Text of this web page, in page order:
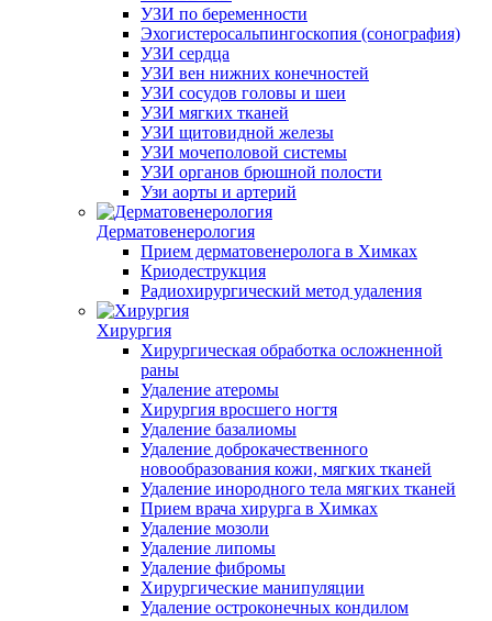
УЗИ по беременности
Эхогистеросальпингоскопия (сонография)
УЗИ сердца
УЗИ вен нижних конечностей
УЗИ сосудов головы и шеи
УЗИ мягких тканей
УЗИ щитовидной железы
УЗИ мочеполовой системы
УЗИ органов брюшной полости
Узи аорты и артерий
Дерматовенерология
Прием дерматовенеролога в Химках
Криодеструкция
Радиохирургический метод удаления
Хирургия
Хирургическая обработка осложненной
раны
Удаление атеромы
Хирургия вросшего ногтя
Удаление базалиомы
Удаление доброкачественного
новообразования кожи, мягких тканей
Удаление инородного тела мягких тканей
Прием врача хирурга в Химках
Удаление мозоли
Удаление липомы
Удаление фибромы
Хирургические манипуляции
Удаление остроконечных кондилом